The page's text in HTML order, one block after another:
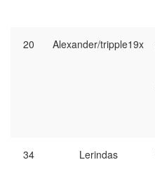
20 Alexander/tripple19x
34 Lerindas